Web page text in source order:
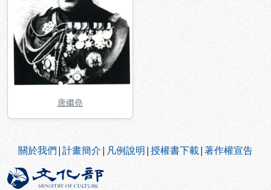
唐繼堯
關於我們|計畫簡介| 凡例說明|授權書下載|著作權宣告